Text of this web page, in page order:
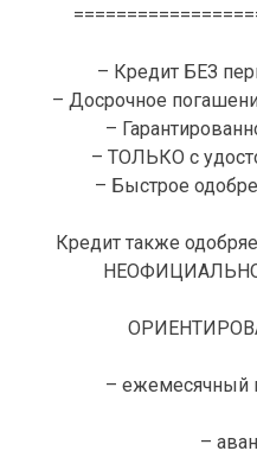
– Кредит БЕЗ
– Досрочное
–
– ТОЛЬКО с
– Быстрое
Кредит также
– ежемесячный
–